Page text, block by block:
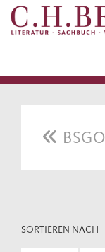
BSGO
SORTIEREN NACH